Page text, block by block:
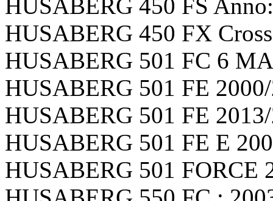
HUSABERG 450 FS
HUSABERG 450 FX
HUSABERG 501 FC 6
HUSABERG 501 FE 2000/
HUSABERG 501 FE 2013/
HUSABERG 501 FE E
HUSABERG 501 FORCE